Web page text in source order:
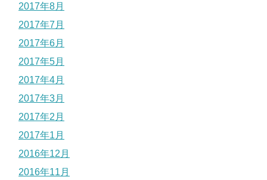
2017年8月
2017年7月
2017年6月
2017年5月
2017年4月
2017年3月
2017年2月
2017年1月
2016年12月
2016年11月